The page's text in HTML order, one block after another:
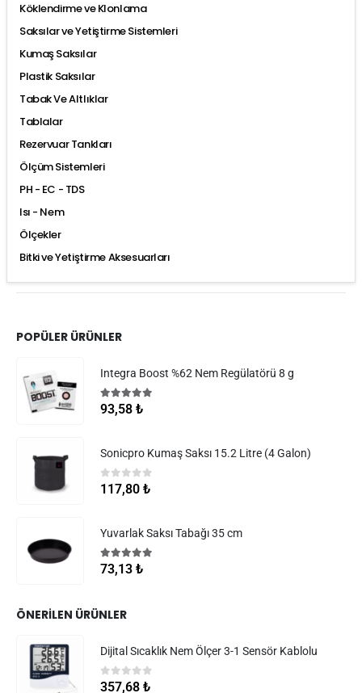
Köklendirme ve Klonlama
Saksılar ve Yetiştirme Sistemleri
Kumaş Saksılar
Plastik Saksılar
Tabak Ve Altlıklar
Tablalar
Rezervuar Tankları
Ölçüm Sistemleri
PH - EC - TDS
Isı - Nem
Ölçekler
Bitki ve Yetiştirme Aksesuarları
POPÜLER ÜRÜNLER
Integra Boost %62 Nem Regülatörü 8 g
5.005 üzerinden
93,58 ₺
Sonicpro Kumaş Saksı 15.2 Litre (4 Galon)
0 5 üzerinden
117,80 ₺
Yuvarlak Saksı Tabağı 35 cm
5.005 üzerinden
73,13 ₺
ÖNERILEN ÜRÜNLER
Dijital Sıcaklık Nem Ölçer 3-1 Sensör Kablolu
05 üzerinden
357,68 ₺